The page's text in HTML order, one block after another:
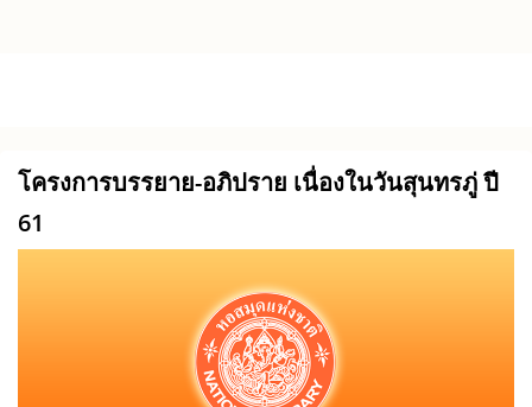
โครงการบรรยาย-อภิปราย เนื่องในวันสุนทรภู่ ปี
61